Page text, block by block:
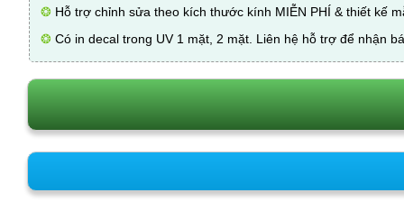
❂ Hỗ trợ chỉnh sửa theo kích thước kính MIỄN PHÍ & thiết kế
❂ Có in decal trong UV 1 mặt, 2 mặt. Liên hệ hỗ trợ để nhận